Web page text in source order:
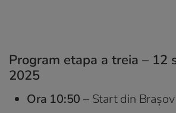
Program etapa a treia – 12
2025
Ora 10:50 – Start din Brașov